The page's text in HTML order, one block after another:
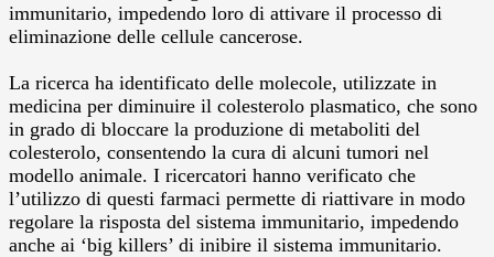
immunitario, impedendo loro di attivare il processo di
eliminazione delle cellule cancerose.
La ricerca ha identificato delle molecole, utilizzate in
medicina per diminuire il colesterolo plasmatico, che sono
in grado di bloccare la produzione di metaboliti del
colesterolo, consentendo la cura di alcuni tumori nel
modello animale. I ricercatori hanno verificato che
l’utilizzo di questi farmaci permette di riattivare in modo
regolare la risposta del sistema immunitario, impedendo
anche ai ‘big killers’ di inibire il sistema immunitario.